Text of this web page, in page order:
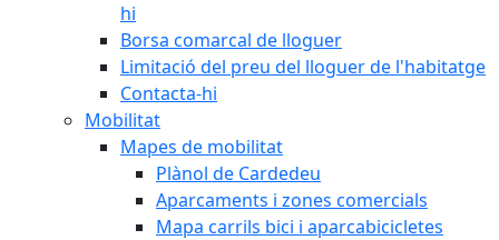
hi
Borsa comarcal de lloguer
Limitació del preu del lloguer de l'habitatge
Contacta-hi
Mobilitat
Mapes de mobilitat
Plànol de Cardedeu
Aparcaments i zones comercials
Mapa carrils bici i aparcabicicletes